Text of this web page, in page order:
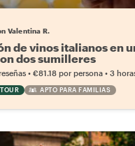
Valentina R.
de vinos italianos en
dos sumilleres
• €81.18 por persona • 3
APTO PARA FAMILIAS